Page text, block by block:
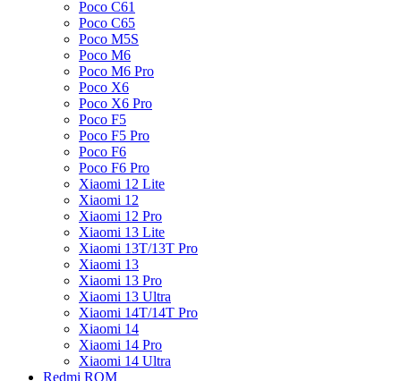
Poco C61
Poco C65
Poco M5S
Poco M6
Poco M6 Pro
Poco X6
Poco X6 Pro
Poco F5
Poco F5 Pro
Poco F6
Poco F6 Pro
Xiaomi 12 Lite
Xiaomi 12
Xiaomi 12 Pro
Xiaomi 13 Lite
Xiaomi 13T/13T Pro
Xiaomi 13
Xiaomi 13 Pro
Xiaomi 13 Ultra
Xiaomi 14T/14T Pro
Xiaomi 14
Xiaomi 14 Pro
Xiaomi 14 Ultra
Redmi ROM